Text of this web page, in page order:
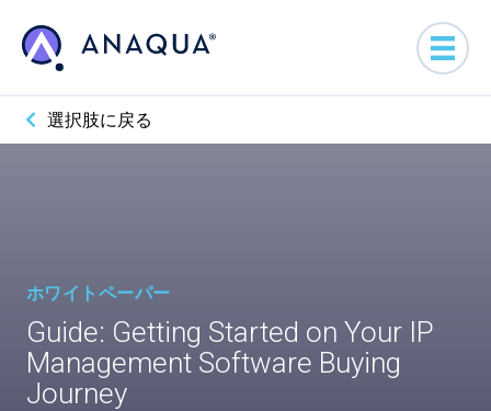
選択肢に戻る
ホワイトペーパー
Guide: Getting Started on Your IP
Management Software Buying
Journey